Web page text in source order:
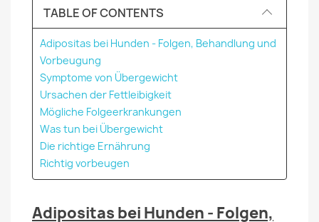
TABLE OF CONTENTS
Adipositas bei Hunden - Folgen, Behandlung und
Vorbeugung
Symptome von Übergewicht
Ursachen der Fettleibigkeit
Mögliche Folgeerkrankungen
Was tun bei Übergewicht
Die richtige Ernährung
Richtig vorbeugen
Adipositas bei Hunden - Folgen,